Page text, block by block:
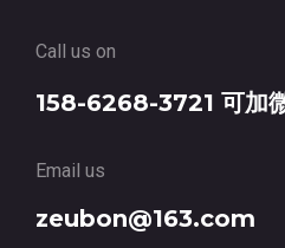
Call us on
158-6268-3721 可加
Email us
zeubon@163.com